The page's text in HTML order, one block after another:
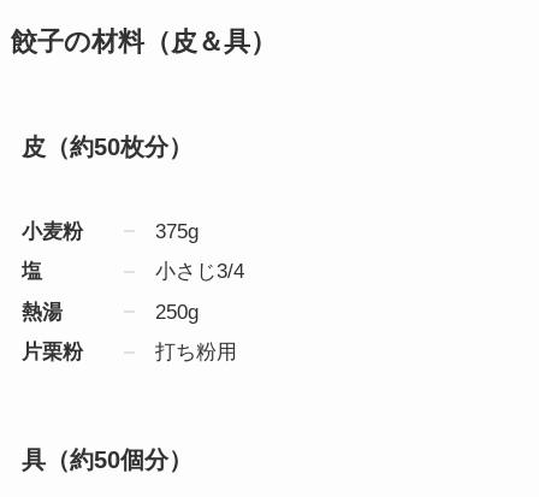
餃子の材料（皮＆具）
皮（約50枚分）
小麦粉
375g
塩
小さじ3/4
熱湯
250g
片栗粉
打ち粉用
具（約50個分）